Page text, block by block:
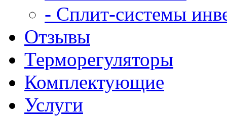
- Сплит-системы
Отзывы
Терморегуляторы
Комплектующие
Услуги